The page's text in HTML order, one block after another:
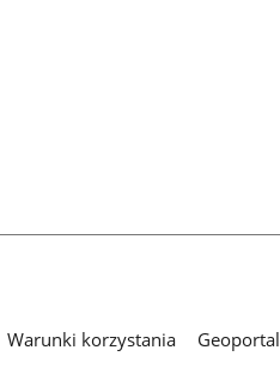
Warunki korzystania
Geoportal